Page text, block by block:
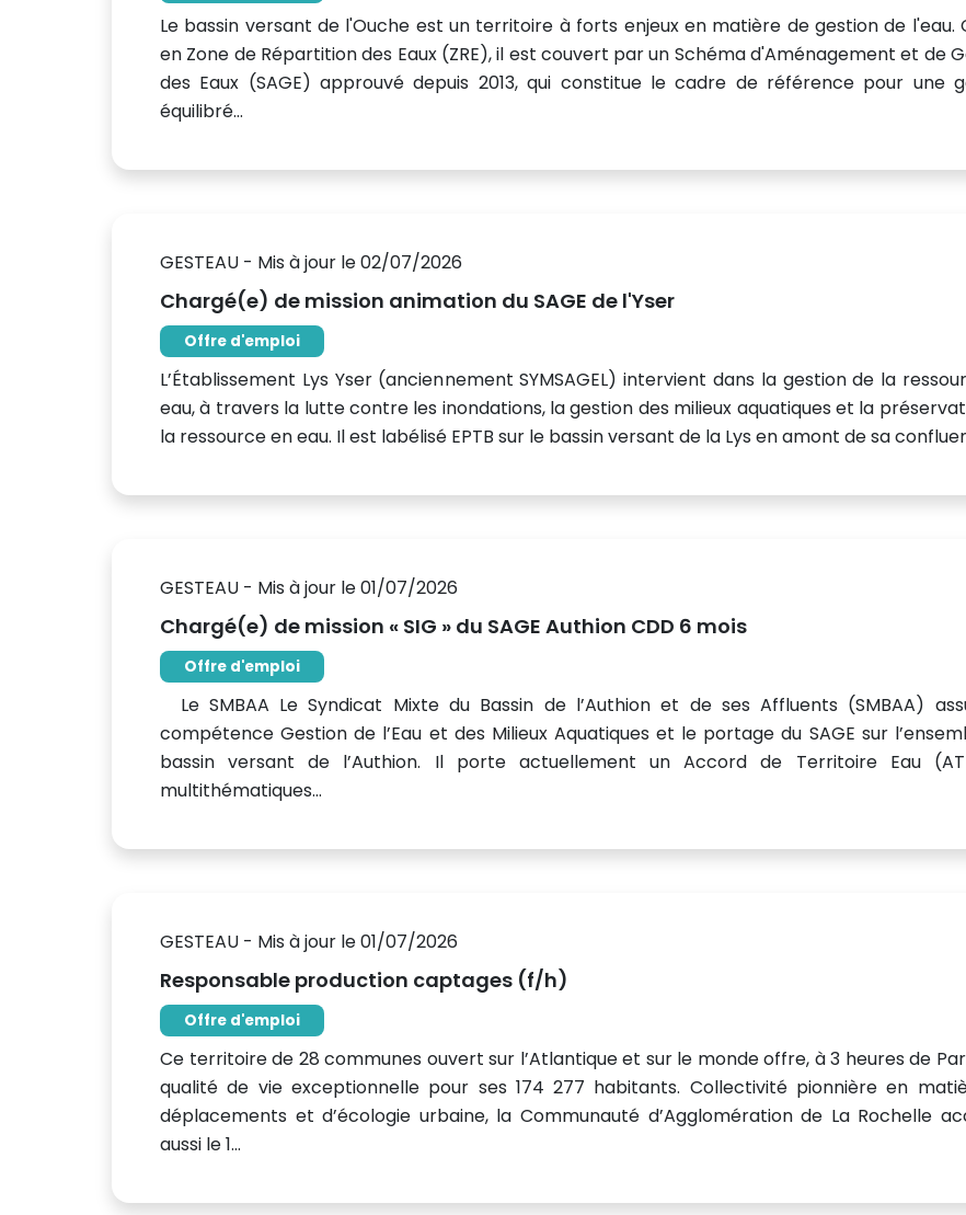
Le bassin versant de l'Ouche est un territoire à forts enjeux en matière de gestion de l'eau.
en Zone de Répartition des Eaux (ZRE), il est couvert par un Schéma d'Aménagement et de
des Eaux (SAGE) approuvé depuis 2013, qui constitue le cadre de référence pour une
équilibré...
GESTEAU - Mis à jour le 02/07/2026
Chargé(e) de mission animation du SAGE de l'Yser
Offre d'emploi
L’Établissement Lys Yser (anciennement SYMSAGEL) intervient dans la gestion de la
eau, à travers la lutte contre les inondations, la gestion des milieux aquatiques et la
la ressource en eau. Il est labélisé EPTB sur le bassin versant de la Lys en amont de sa
GESTEAU - Mis à jour le 01/07/2026
Chargé(e) de mission « SIG » du SAGE Authion CDD 6 mois
Offre d'emploi
Le SMBAA Le Syndicat Mixte du Bassin de l’Authion et de ses Affluents (SMBAA)
compétence Gestion de l’Eau et des Milieux Aquatiques et le portage du SAGE sur
bassin versant de l’Authion. Il porte actuellement un Accord de Territoire Eau
multithématiques...
GESTEAU - Mis à jour le 01/07/2026
Responsable production captages (f/h)
Offre d'emploi
Ce territoire de 28 communes ouvert sur l’Atlantique et sur le monde offre, à 3 heures de
qualité de vie exceptionnelle pour ses 174 277 habitants. Collectivité pionnière en
déplacements et d’écologie urbaine, la Communauté d’Agglomération de La Rochelle
aussi le 1...